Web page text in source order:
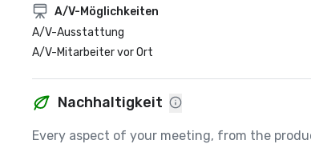
A/V-Möglichkeiten
A/V-Ausstattung
A/V-Mitarbeiter vor Ort
Nachhaltigkeit
Every aspect of your meeting, from the